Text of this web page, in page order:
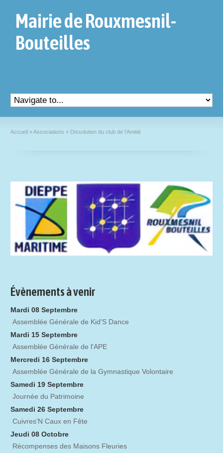
Mairie de Rouxmesnil-
Bouteilles
Accueil »Associations » Dissolution du club de l’Amitié
Évènements à venir
Mardi 08 Septembre
Assemblée Générale de Kid'S Dance
Mardi 15 Septembre
Assemblée Générale de l'APE
Mercredi 16 Septembre
Assemblée Générale de la Gymnastique Volontaire
Samedi 19 Septembre
Journée du Patrimoine
Samedi 26 Septembre
Cuivres'N Caux en Fête
Jeudi 08 Octobre
Récompenses des Maisons Fleuries